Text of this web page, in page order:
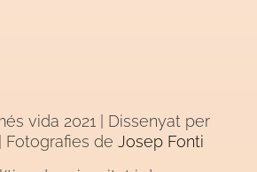
vida 2021 | Dissenyat per
| Fotografies de Josep Fonti